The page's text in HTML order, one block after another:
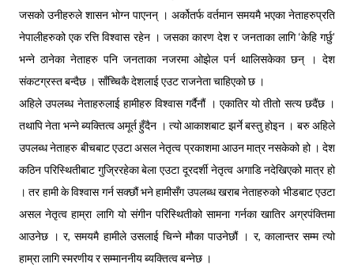
जसको उनीहरुले शासन भोग्न पाएनन् । अर्कोतर्फ वर्तमान समयमै भएका नेताहरुप्रति
नेपालीहरुको एक रत्ति विश्वास रहेन । जसका कारण देश र जनताका लागि ‘केहि गर्छु’
भन्ने ठानेका नेताहरु पनि जनताका नजरमा ओझेल पर्न थालिसकेका छन् । देश
संकटग्रस्त बन्दैछ । साँच्चिकै देशलाई एउट राजनेता चाहिएको छ ।
अहिले उपलब्ध नेताहरुलाई हामीहरु विश्वास गर्दैनौं । एकातिर यो तीतो सत्य छदैंछ ।
तथापि नेता भन्ने ब्यक्तित्व अमूर्त हुँदैन । त्यो आकाशबाट झर्ने बस्तु होइन । बरु अहिले
उपलब्ध नेताहरु बीचबाट एउटा असल नेतृत्व प्रकाशमा आउन मात्र नसकेको हो । देश
कठिन परिस्थितीबाट गुज्रिरहेका बेला एउटा दूरदर्शी नेतृत्व अगाडि नदेखिएको मात्र हो
। तर हामी के विश्वास गर्न सक्छौं भने हामीसँग उपलब्ध खराब नेताहरुको भीडबाट एउटा
असल नेतृत्व हाम्रा लागि यो संगीन परिस्थितीको सामना गर्नका खातिर अग्रपंक्तिमा
आउनेछ । र, समयमै हामीले उसलाई चिन्ने मौका पाउनेछौं । र, कालान्तर सम्म त्यो
हाम्रा लागि स्मरणीय र सम्माननीय ब्यक्तित्व बन्नेछ ।